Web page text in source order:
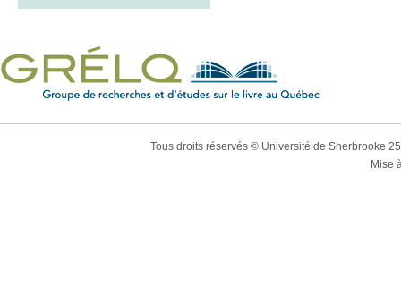
Tous droits réservés © Université de Sherbrooke
Mise